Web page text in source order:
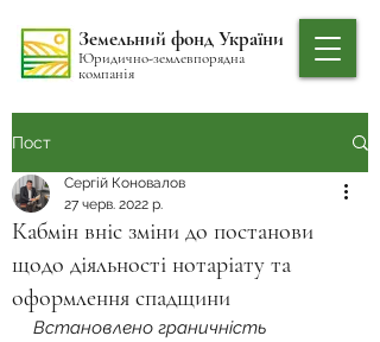
Земельний фонд України
Юридично-землевпорядна
компанія
Пост
Кабмін вніс зміни до постанови
щодо діяльності нотаріату та
оформлення спадщини
Сергій Коновалов
27 черв. 2022 р.
Встановлено граничність